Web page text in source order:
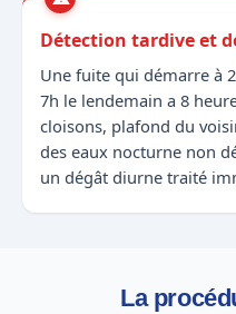
Détection tardive et
Une fuite qui démarre à
7h le lendemain a 8
cloisons, plafond du
des eaux nocturne non
un dégât diurne traité
La